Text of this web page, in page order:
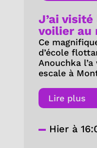
J’ai
voilier au
Ce
d’école
Anouchka
escale à
Lire plus
Hier à